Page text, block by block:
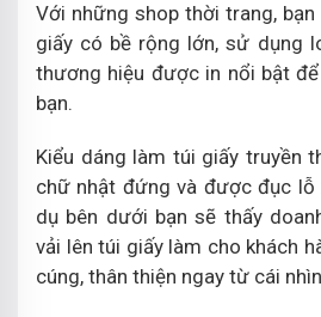
Với những shop thời trang,
giấy có bề rộng lớn, sử dụng
thương hiệu được in nổi bật
bạn.
Kiểu dáng làm túi giấy truyền
chữ nhật đứng và được đục lỗ
dụ bên dưới bạn sẽ thấy
vải lên túi giấy làm cho khách
cúng, thân thiện ngay từ cái